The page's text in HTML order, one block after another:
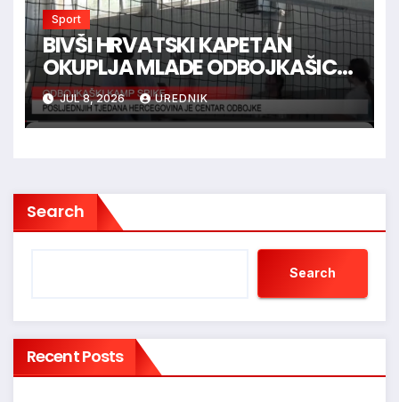
Sport
BIVŠI HRVATSKI KAPETAN
OKUPLJA MLADE ODBOJKAŠICE
U HERCEGOVINI
JUL 8, 2026 UREDNIK
Search
Search
Recent Posts